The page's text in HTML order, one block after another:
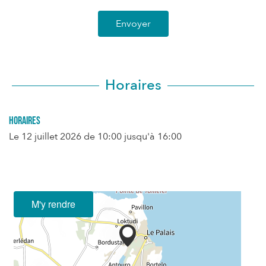
Envoyer
Horaires
Horaires
Le 12 juillet 2026 de 10:00 jusqu'à 16:00
M'y rendre